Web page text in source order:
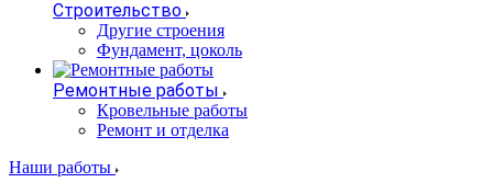
Строительство
Другие строения
Фундамент, цоколь
Ремонтные работы
Кровельные работы
Ремонт и отделка
Наши работы